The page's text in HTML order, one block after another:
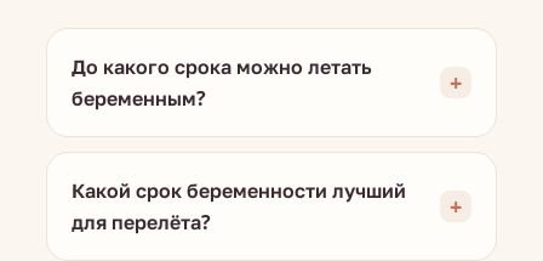
До какого срока можно летать
беременным?
Какой срок беременности лучший
для перелёта?